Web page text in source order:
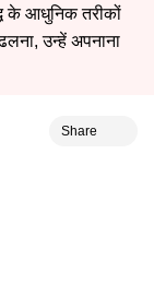
के आधुनिक तरीकों
उन्हें अपनाना
Share